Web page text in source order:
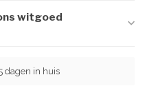
witgoed
dagen in huis